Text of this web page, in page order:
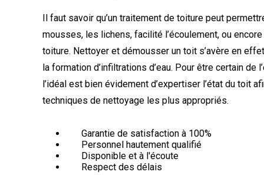
Il faut savoir qu’un traitement de toiture peut
mousses, les lichens, facilité l’écoulement, ou
toiture. Nettoyer et démousser un toit s’avère en
la formation d’infiltrations d’eau. Pour être certain de
l’idéal est bien évidement d’expertiser l’état du toit
techniques de nettoyage les plus appropriés.
Garantie de satisfaction à 100%
Personnel hautement qualifié
Disponible et à l'écoute
Respect des délais